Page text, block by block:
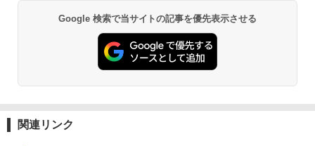
Google 検索で当サイトの記事を優先表示させる
関連リンク